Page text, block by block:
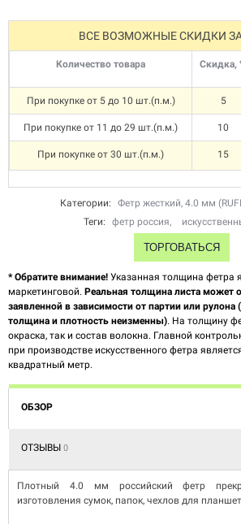
ВСЕ ВОЗМОЖНЫЕ СКИДКИ
Количество товара Скидка,
При покупке от 5 до 10 шт.(п.м.) 5
При покупке от 11 до 29 шт.(п.м.) 10
При покупке от 30 шт.(п.м.) 15
Категории:
Фетр жесткий, 4.0 мм
Теги:
фетр россия,
ТОРГОВАТЬСЯ
* Обратите внимание! Указанная толщина фетра
маркетинговой. Реальная толщина листа может
заявленной в зависимости от партии или рулона
толщина и плотность неизменны). На толщину
окраска, так и состав волокна. Главной
при производстве искусственного фетра
квадратный метр.
ОБЗОР
ОТЗЫВЫ 0
Плотный 4.0 мм российский фетр
изготовления сумок, папок, чехлов для